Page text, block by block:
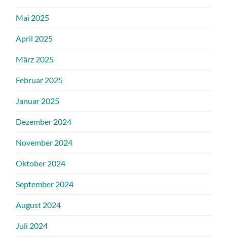
Mai 2025
April 2025
März 2025
Februar 2025
Januar 2025
Dezember 2024
November 2024
Oktober 2024
September 2024
August 2024
Juli 2024